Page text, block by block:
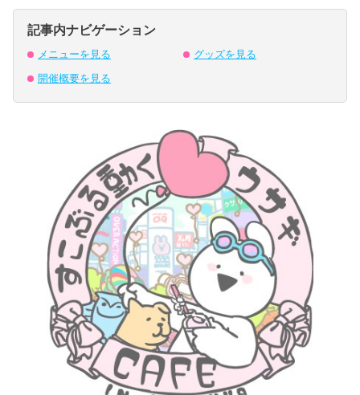
記事内ナビゲーション
メニューを見る グッズを見る
開催概要を見る